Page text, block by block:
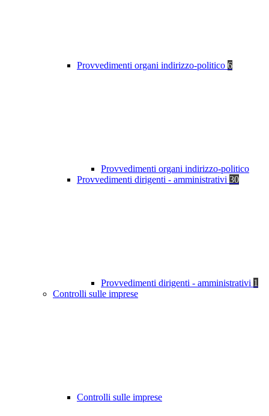
Provvedimenti organi indirizzo-politico 6
Provvedimenti organi indirizzo-politico
Provvedimenti dirigenti - amministrativi 30
Provvedimenti dirigenti - amministrativi 1
Controlli sulle imprese
Controlli sulle imprese